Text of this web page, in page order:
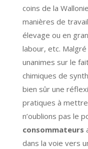
coins de la
manières de
élevage ou en
labour, etc.
unanimes sur le
chimiques de
bien sûr une
pratiques à
n’oublions pas le
consommateurs
dans la voie vers